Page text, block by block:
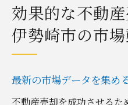
効果的な不動
伊勢崎市の市
最新の市場データを集め
不動産売却を成功させるた